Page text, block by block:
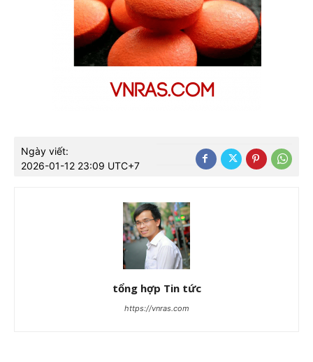
Ngày viết:
2026-01-12 23:09 UTC+7
tổng hợp Tin tức
https://vnras.com